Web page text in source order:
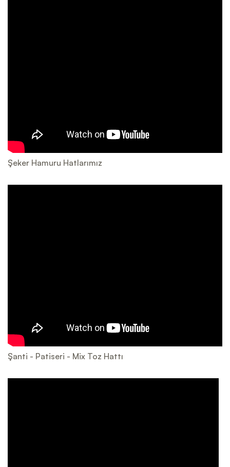
Şeker Hamuru Hatlarımız
Şanti - Patiseri - Mix Toz Hattı